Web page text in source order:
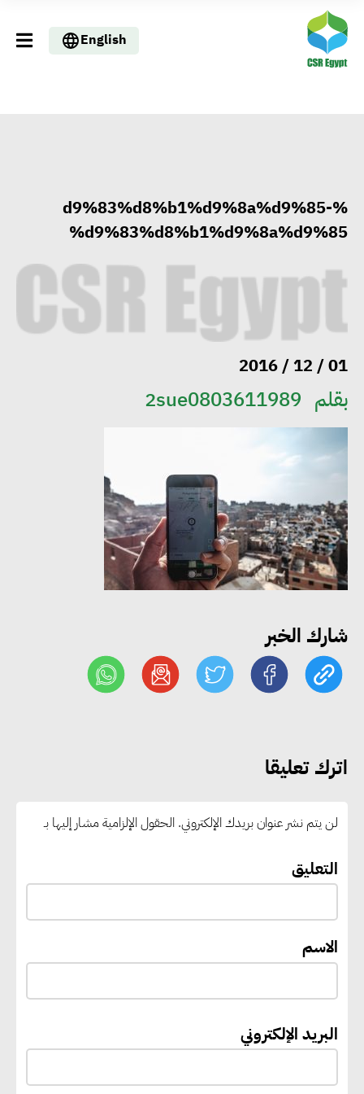
English
%d9%83%d8%b1%d9%8a%d9%85-
%d9%83%d8%b1%d9%8a%d9%85
01 / 12 / 2016
بقلم 2sue0803611989
شارك الخبر
اترك تعليقا
لن يتم نشر عنوان بريدك الإلكتروني. الحقول الإلزامية مشار إليها بـ
التعليق
الاسم
البريد الإلكتروني
الربع الثاني من 2026
وزير الصناعة يبحث مع البرازيل و
الصين تعزيز الشراكات الصناعية
وجذب استثمارات جديدة إلى مصر
رغبات المرحلة الأولى.. والوزارة تدعو
الطلاب إلى سرعة التسجيل وعدم
يعمل على تطوير موقعه الإلكتروني
ليصبح منصة رقمية متكاملة تدعم
إيفل تستثمر ما يصل إلى 130
“بي إس آر” في مشروعات الطاقة